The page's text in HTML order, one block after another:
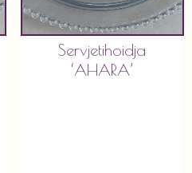
Servjetihoidja
‘AHARA’